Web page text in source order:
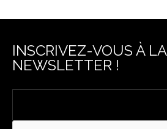
INSCRIVEZ-VOUS À LA
NEWSLETTER !